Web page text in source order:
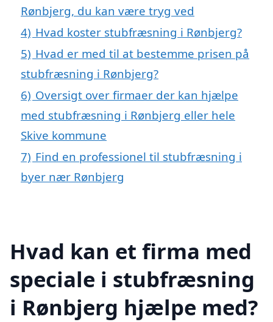
Rønbjerg, du kan være tryg ved
4) Hvad koster stubfræsning i Rønbjerg?
5) Hvad er med til at bestemme prisen på
stubfræsning i Rønbjerg?
6) Oversigt over firmaer der kan hjælpe
med stubfræsning i Rønbjerg eller hele
Skive kommune
7) Find en professionel til stubfræsning i
byer nær Rønbjerg
Hvad kan et firma med
speciale i stubfræsning
i Rønbjerg hjælpe med?